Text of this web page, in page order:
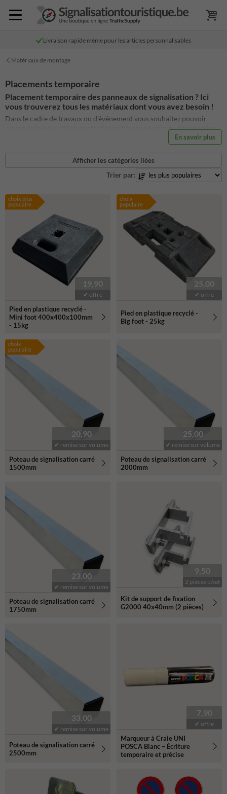
Livraison rapide même pour les articles personnalisables
Matériaux de montage
Placements temporaire
Placement temporaire des panneaux de signalisation ? Ici
vous trouverez tous les matériaux dont vous avez besoin !
Dans le cadre de travaux ou d'événement vous souhaitez pouvoir
placer, enlever ou déplacer facilement les panneaux de signalisation.
Un socle lesté en plastique recyclé, un poteau carrée en aluminium,
des supports de fixation carrés nous avons tous ce dont vous avez
besoin dans notre gamme de support temporaire pour vos panneaux
de signalisation, d'information ou de texte temporaire.
En savoir plus
Afficher les catégories liées
Trier par:
choix plus
populaire
19,90
✔ offre
Pied en plastique recyclé -
Mini foot 400x400x100mm
- 15kg
choix
populaire
25,00
✔ offre
Pied en plastique recyclé -
Big foot - 25kg
choix
populaire
20,90
✔ remise sur volume
Poteau de signalisation carré
1500mm
25,00
✔ remise sur volume
Poteau de signalisation carré
2000mm
23,00
✔ remise sur volume
Poteau de signalisation carré
1750mm
9,50
2 pièces p/set
Kit de support de fixation
G2000 40x40mm (2 pièces)
33,00
✔ remise sur volume
Poteau de signalisation carré
2500mm
7,90
✔ offre
Marqueur à Craie UNI
POSCA Blanc – Écriture
temporaire et précise